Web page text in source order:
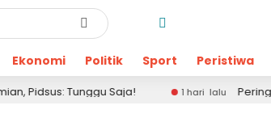
Ekonomi Politik Sport Peristiwa
Saja! 1 hari lalu
Peringati Satu